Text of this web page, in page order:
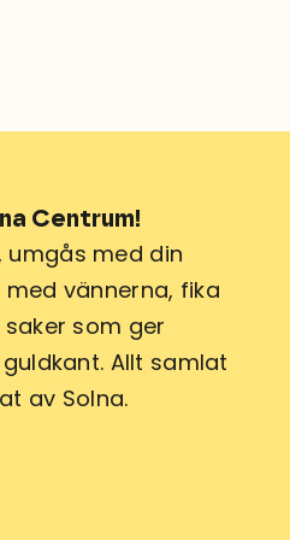
Centrum!
umgås med din
vännerna, fika
som ger
Allt samlat
av Solna.